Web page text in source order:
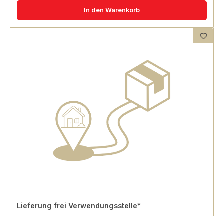
In den Warenkorb
Lieferung frei Verwendungsstelle*